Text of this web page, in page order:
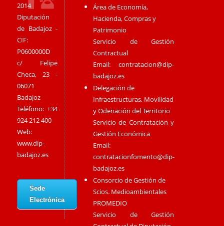
2014
Diputación
de Badajoz -
CIF:
P0600000D
c/ Felipe
Checa, 23 -
06071
Badajoz
Teléfono: +34
924 212 400
Web:
www.dip-
badajoz.es
Sede
Electrónica
Área de Economía,
Hacienda, Compras y
Patrimonio
Servicio de Gestión
Contractual
Email:contratacion@dip-
badajoz.es
Delegación de
Infraestructuras, Movilidad
y Odenación del Territorio
Servicio de Contratación y
Gestión Económica
Email:
contratacionfomento@dip-
badajoz.es
Consorcio de Gestión de
Scios. Medioambientales
PROMEDIO
Servicio de Gestión